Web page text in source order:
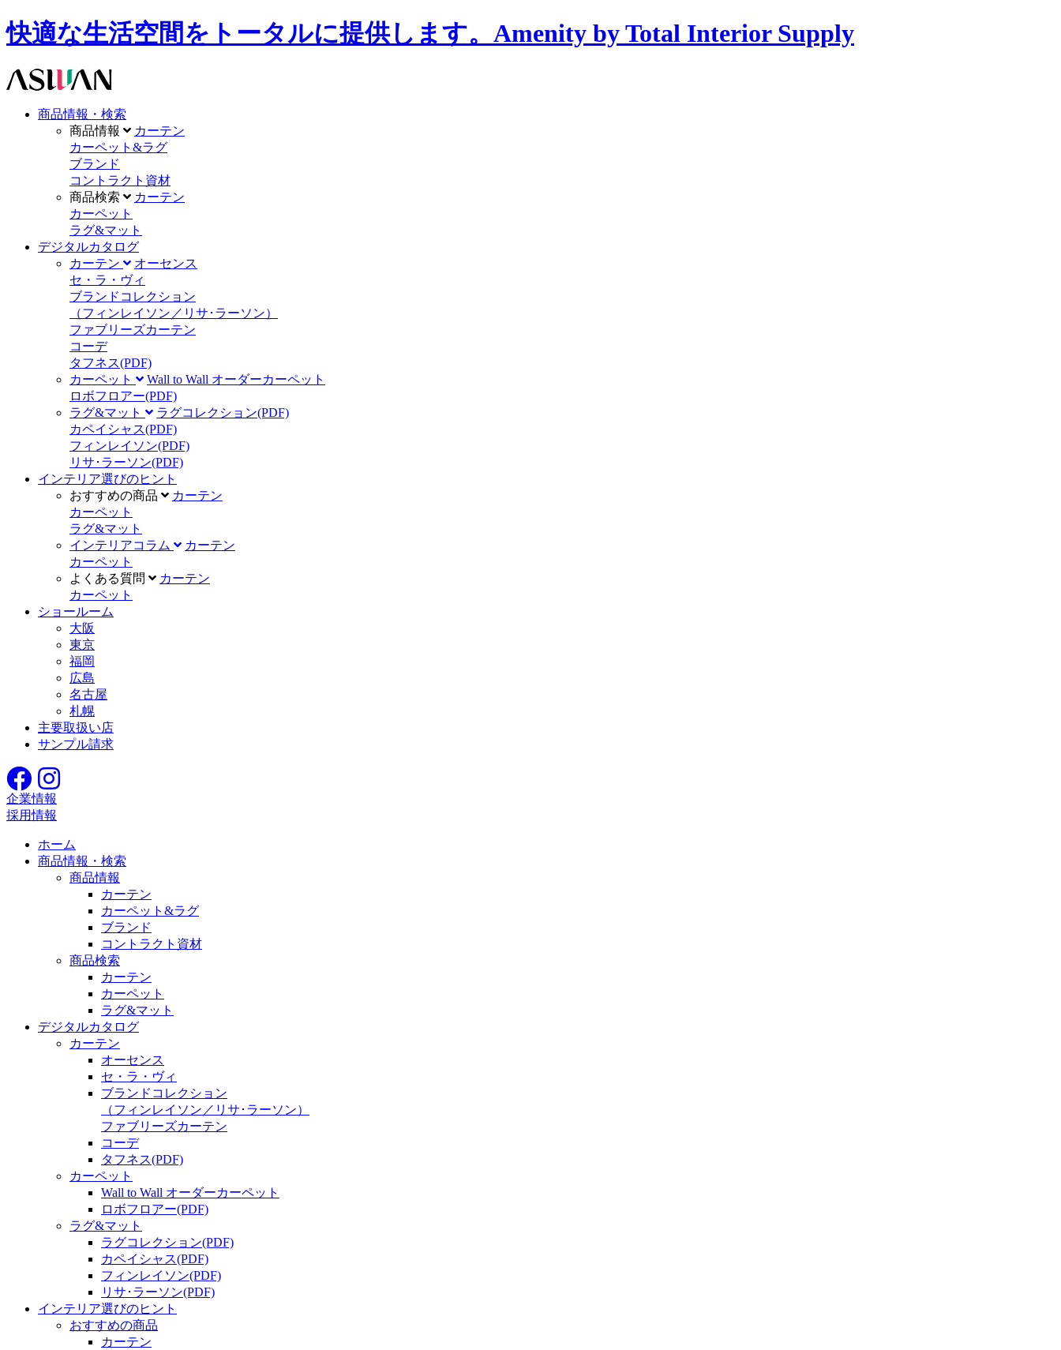
快適な生活空間をトータルに提供します。Amenity by Total Interior Supply
商品情報・検索
商品情報
カーテン
カーペット&ラグ
ブランド
コントラクト資材
商品検索
カーテン
カーペット
ラグ&マット
デジタルカタログ
カーテン
オーセンス
セ・ラ・ヴィ
ブランドコレクション
（フィンレイソン／リサ･ラーソン）
ファブリーズカーテン
コーデ
タフネス(PDF)
カーペット
Wall to Wall オーダーカーペット
ロボフロアー(PDF)
ラグ&マット
ラグコレクション(PDF)
カペイシャス(PDF)
フィンレイソン(PDF)
リサ･ラーソン(PDF)
インテリア選びのヒント
おすすめの商品
カーテン
カーペット
ラグ&マット
インテリアコラム
カーテン
カーペット
よくある質問
カーテン
カーペット
ショールーム
大阪
東京
福岡
広島
名古屋
札幌
主要取扱い店
サンプル請求
企業情報
採用情報
ホーム
商品情報・検索
商品情報
カーテン
カーペット&ラグ
ブランド
コントラクト資材
商品検索
カーテン
カーペット
ラグ&マット
デジタルカタログ
カーテン
オーセンス
セ・ラ・ヴィ
ブランドコレクション
（フィンレイソン／リサ･ラーソン）
ファブリーズカーテン
コーデ
タフネス(PDF)
カーペット
Wall to Wall オーダーカーペット
ロボフロアー(PDF)
ラグ&マット
ラグコレクション(PDF)
カペイシャス(PDF)
フィンレイソン(PDF)
リサ･ラーソン(PDF)
インテリア選びのヒント
おすすめの商品
カーテン